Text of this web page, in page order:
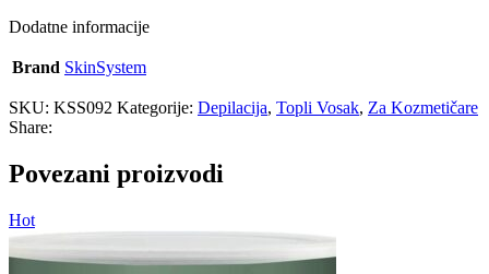
Dodatne informacije
Brand SkinSystem
SKU: KSS092 Kategorije: Depilacija, Topli Vosak, Za Kozmetičare
Share:
Povezani proizvodi
Hot